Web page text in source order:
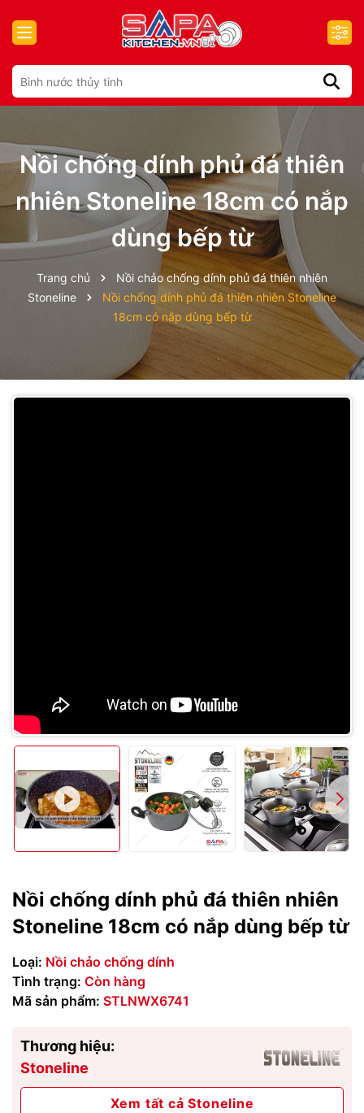
Nồi chống dính phủ đá thiên
nhiên Stoneline 18cm có nắp
dùng bếp từ
Trang chủ
Nồi chảo chống dính phủ đá thiên nhiên
Stoneline
Nồi chống dính phủ đá thiên nhiên Stoneline
18cm có nắp dùng bếp từ
Nồi chống dính phủ đá thiên nhiên
Stoneline 18cm có nắp dùng bếp từ
Loại: Nồi chảo chống dính
Tình trạng: Còn hàng
Mã sản phẩm: STLNWX6741
Thương hiệu:
Stoneline
Xem tất cả Stoneline